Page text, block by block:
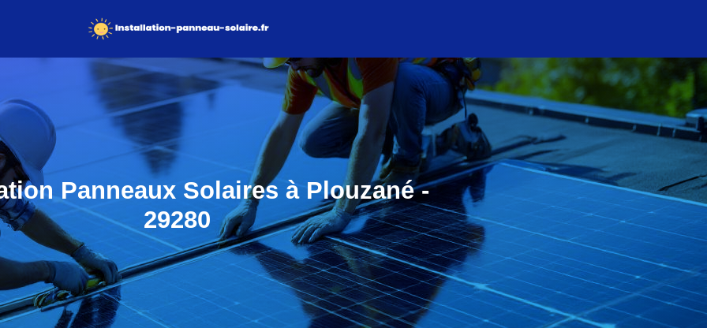
Panneaux Solaires à Plouzané -
29280